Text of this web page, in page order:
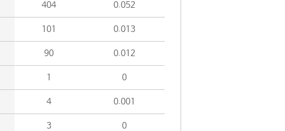
404 0.052
101 0.013
90 0.012
1 0
4 0.001
3 0